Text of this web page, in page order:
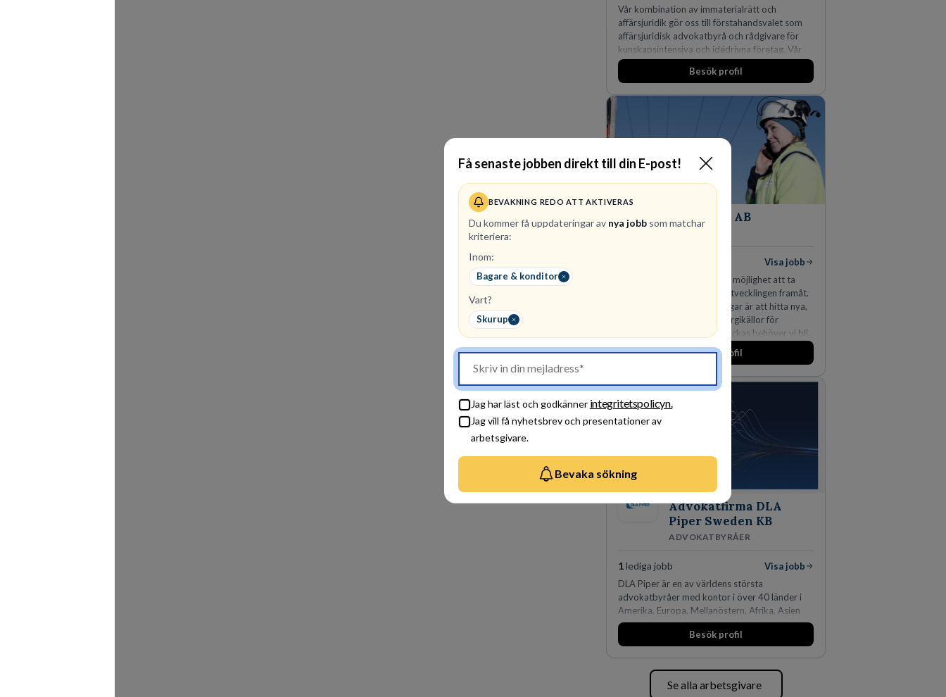
Få senaste jobben direkt till din E-post!
BEVAKNING REDO ATT AKTIVERAS
Du kommer få uppdateringar av nya jobbsom matchar
kriteriera:
Inom:
Bagare & konditor
Vart?
Skurup
Jag har läst och godkänner integritetspolicyn.
Jag vill få nyhetsbrev och presentationer av
arbetsgivare.
Bevaka sökning
Vår kombination av immaterialrätt och
affärsjuridik gör oss till förstahandsvalet som
affärsjuridisk advokatbyrå och rådgivare för
kunskapsintensiva och idédrivna företag. Vår
expertis inom IP-tillgångar har gett oss en
marknadsledande position. Våra klienter väljer
skydda, utveckla och kommersialisera
Besök profil
Vattenfall AB
Visa jobb
Hos oss på Vattenfall får du möjlighet att ta
stegen som driver dig och utvecklingen framåt.
En av våra främsta utmaningar är att hitta nya,
effektiva och förnybara energikällor för
en hållbar framtid. För att lyckas behöver vi bli
fler medarbetare som vill göra skillnad.
Besök profil
Advokatfirma DLA
Piper Sweden KB
ADVOKATBYRÅER
1lediga jobb
Visa jobb
DLA Piper är en av världens största
advokatbyråer med kontor i över 40 länder i
Amerika, Europa, Mellanöstern, Afrika, Asien
och Oceanien. Vi är specialister inom
affärsjuridikens alla områden och vi har några
Köpenhamn, Århus, Oslo och Helsingfors kan vi
på DLA Piper erbjuda våra klienter en unik,
Besök profil
Se alla arbetsgivare